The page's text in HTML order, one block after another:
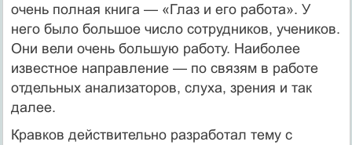
очень полная книга — «Глаз и его работа». У
него было большое число сотрудников, учеников.
Они вели очень большую работу. Наиболее
известное направление — по связям в работе
отдельных анализаторов, слуха, зрения и так
далее.
Кравков действительно разработал тему с